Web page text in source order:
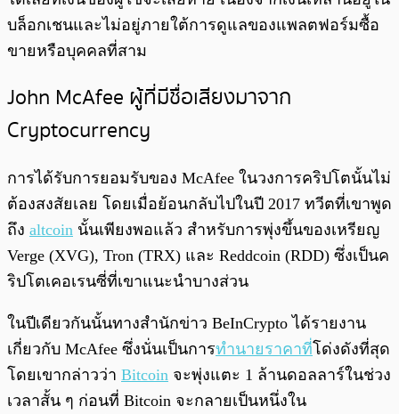
บล็อกเชนและไม่อยู่ภายใต้การดูแลของแพลตฟอร์มซื้อ
ขายหรือบุคคลที่สาม
John McAfee ผู้ที่มีชื่อเสียงมาจาก
Cryptocurrency
การได้รับการยอมรับของ McAfee ในวงการคริปโตนั้นไม่
ต้องสงสัยเลย โดยเมื่อย้อนกลับไปในปี 2017 ทวีตที่เขาพูด
ถึง altcoin นั้นเพียงพอแล้ว สำหรับการพุ่งขึ้นของเหรียญ
Verge (XVG), Tron (TRX) และ Reddcoin (RDD) ซึ่งเป็นค
ริปโตเคอเรนซี่ที่เขาแนะนำบางส่วน
ในปีเดียวกันนั้นทางสำนักข่าว BeInCrypto ได้รายงาน
เกี่ยวกับ McAfee ซึ่งนั่นเป็นการทำนายราคาที่โด่งดังที่สุด
โดยเขากล่าวว่า Bitcoin จะพุ่งแตะ 1 ล้านดอลลาร์ในช่วง
เวลาสั้น ๆ ก่อนที่ Bitcoin จะกลายเป็นหนึ่งใน